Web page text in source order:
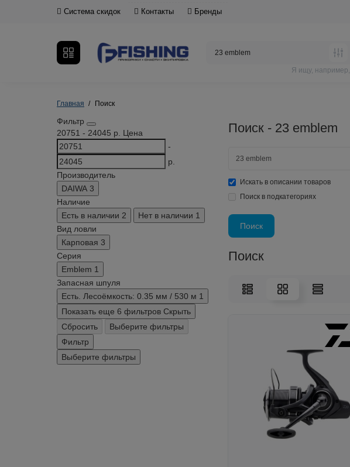
Система скидок Контакты Бренды
Я ищу, например,
Главная Поиск
Фильтр
20751 - 24045 р. Цена
-
р.
Производитель
DAIWA 3
Наличие
Есть в наличии 2 Нет в наличии 1
Вид ловли
Карповая 3
Серия
Emblem 1
Запасная шпуля
Есть. Лесоёмкость: 0.35 мм / 530 м 1
Показать еще 6 фильтров Скрыть
Сбросить
Выберите фильтры
Фильтр
Выберите фильтры
Поиск - 23 emblem
Искать в описании товаров
Поиск в подкатегориях
Поиск